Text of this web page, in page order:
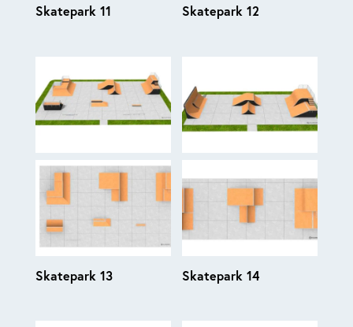
Skatepark 11 Skatepark 12
Skatepark 13 Skatepark 14